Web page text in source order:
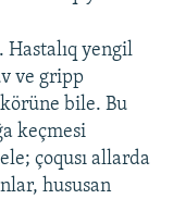
Hastalıq yengil
ve gripp
bile. Bu
keçmesi
çoqusı allarda
hususan